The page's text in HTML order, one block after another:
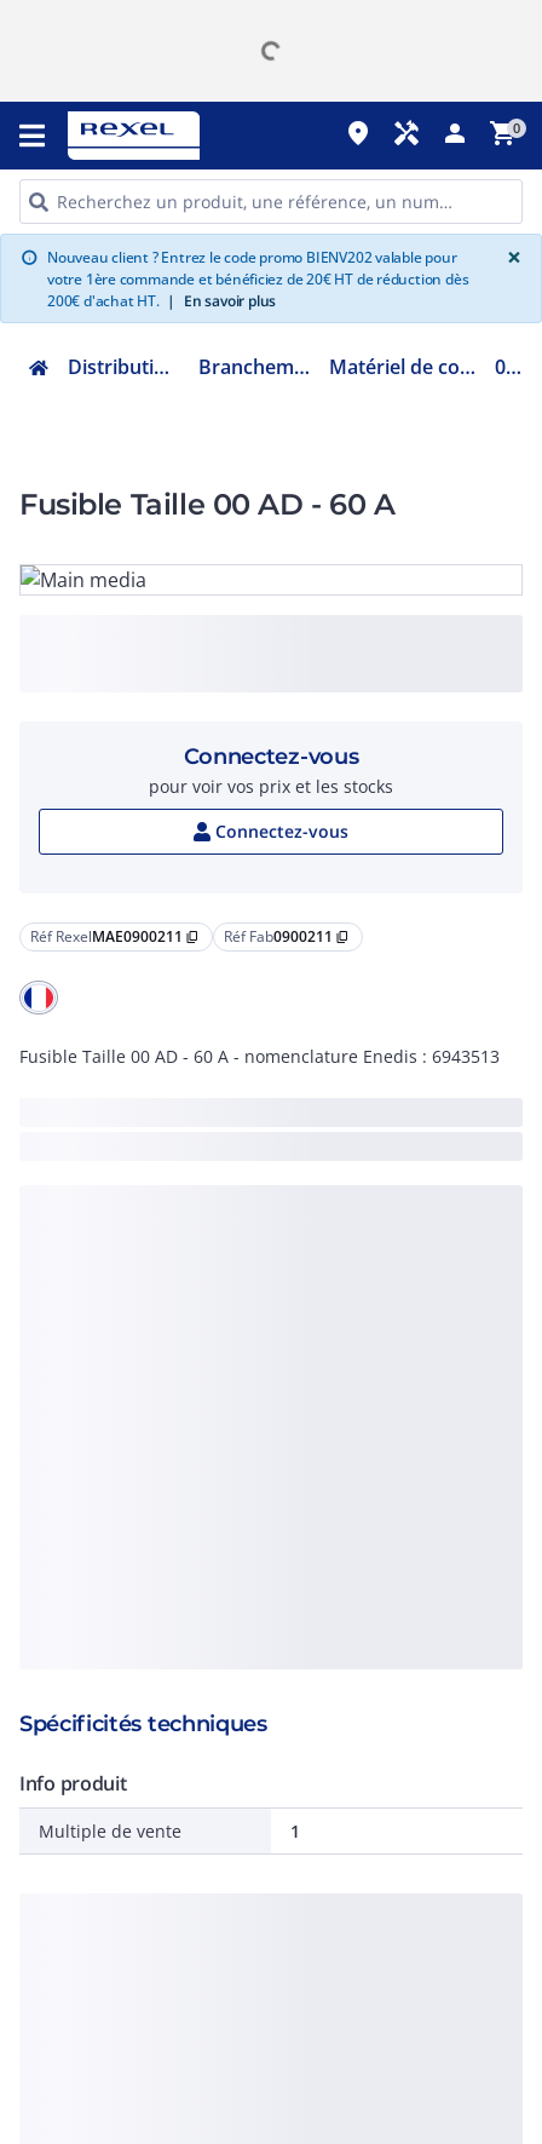
place handyman person shopping_cart0
info Nouveau client ? Entrez le code promo BIENV202 valable pour
votre 1ère commande et bénéficiez de 20€ HT de réduction dès
200€ d'achat HT. | En savoir plus
×
Distribution et gestion de l'énergie Branchement au réseau électrique Matériel de colonne montante et horizontale 0900211
Fusible Taille 00 AD - 60 A
Réf RexelMAE0900211 content_copy Réf Fab0900211 content_copy
Fusible Taille 00 AD - 60 A - nomenclature Enedis : 6943513
Connectez-vous
pour voir vos prix et les stocks
Connectez-vous
Spécificités techniques
Info produit
Multiple de vente 1